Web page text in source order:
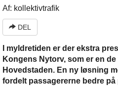
Af: kollektivtrafik
DEL
I myldretiden er der ekstra
Kongens Nytorv, som er en
Hovedstaden. En ny løsning
fordelt passagererne bedre